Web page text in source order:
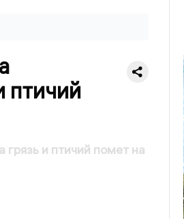
птичий
и птичий помет на